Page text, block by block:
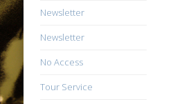
Newsletter
Newsletter
No Access
Tour Service